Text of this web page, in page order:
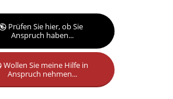
Prüfen Sie hier, ob Sie
Anspruch haben...
Wollen Sie meine Hilfe in
Anspruch nehmen...